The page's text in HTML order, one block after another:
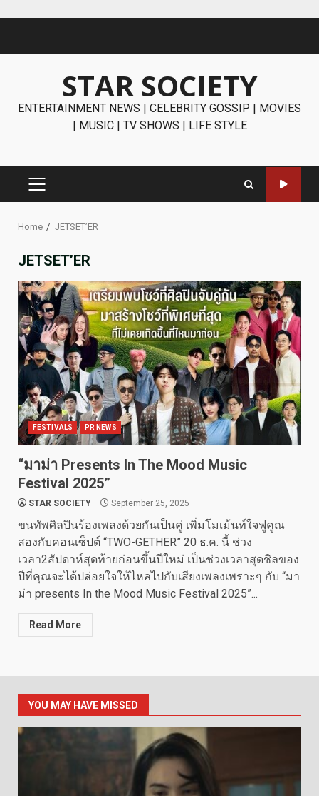
STAR SOCIETY
ENTERTAINMENT NEWS | CELEBRITY GOSSIP | MOVIES
| MUSIC | TV SHOWS | LIFE STYLE
PRIMARY
Home JETSET’ER
JETSET’ER
FESTIVALS PR NEWS
“มาม่า Presents In The Mood Music
Festival 2025”
STAR SOCIETY September 25, 2025
ขนทัพศิลปินร้องเพลงด้วยกันเป็นคู่ เพิ่มโมเม้นท์ใจฟูคูณ
สองกับคอนเซ็ปต์ “TWO-GETHER” 20 ธ.ค. นี้ ช่วง
เวลา2สัปดาห์สุดท้ายก่อนขึ้นปีใหม่ เป็นช่วงเวลาสุดชิลของ
ปีที่คุณจะได้ปล่อยใจให้ไหลไปกับเสียงเพลงเพราะๆ กับ “มา
ม่า presents In the Mood Music Festival 2025”...
Read More
YOU MAY HAVE MISSED